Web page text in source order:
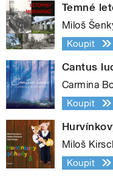
Temné
Miloš
Koupit
Cantus
Carmina
Koupit
Miloš
Koupit